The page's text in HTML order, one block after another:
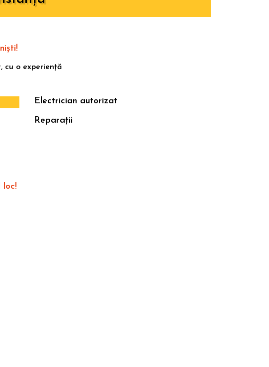
cu o experiență
Electrician autorizat
Reparații
loc!